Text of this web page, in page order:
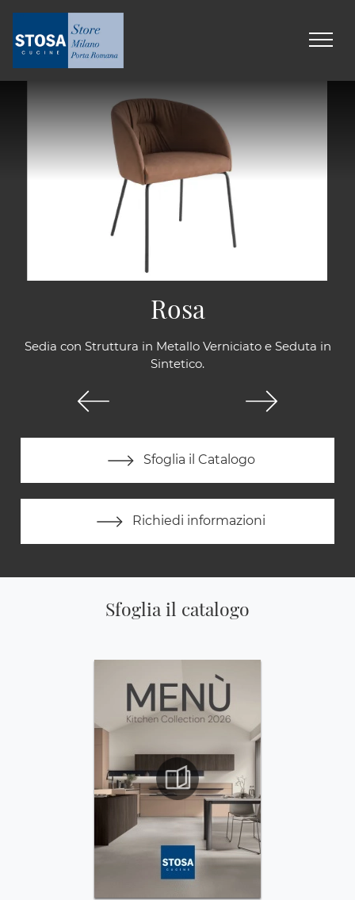
Sedia con Struttura in Metallo Verniciato e Seduta in
Sintetico.
Sfoglia il Catalogo
Richiedi informazioni
Rosa
Sfoglia il catalogo